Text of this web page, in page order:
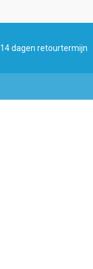
14 dagen retourtermijn